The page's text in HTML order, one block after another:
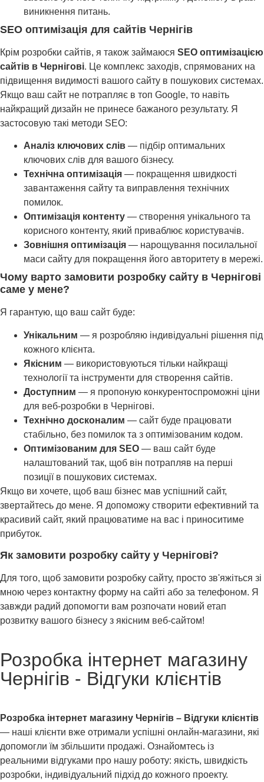
виникнення питань.
SEO оптимізація для сайтів Чернігів
Крім розробки сайтів, я також займаюся SEO оптимізацією
сайтів в Чернігові. Це комплекс заходів, спрямованих на
підвищення видимості вашого сайту в пошукових системах.
Якщо ваш сайт не потрапляє в топ Google, то навіть
найкращий дизайн не принесе бажаного результату. Я
застосовую такі методи SEO:
Аналіз ключових слів — підбір оптимальних
ключових слів для вашого бізнесу.
Технічна оптимізація — покращення швидкості
завантаження сайту та виправлення технічних
помилок.
Оптимізація контенту — створення унікального та
корисного контенту, який приваблює користувачів.
Зовнішня оптимізація — нарощування посилальної
маси сайту для покращення його авторитету в мережі.
Чому варто замовити розробку сайту в Чернігові
саме у мене?
Я гарантую, що ваш сайт буде:
Унікальним — я розробляю індивідуальні рішення під
кожного клієнта.
Якісним — використовуються тільки найкращі
технології та інструменти для створення сайтів.
Доступним — я пропоную конкурентоспроможні ціни
для веб-розробки в Чернігові.
Технічно досконалим — сайт буде працювати
стабільно, без помилок та з оптимізованим кодом.
Оптимізованим для SEO — ваш сайт буде
налаштований так, щоб він потрапляв на перші
позиції в пошукових системах.
Якщо ви хочете, щоб ваш бізнес мав успішний сайт,
звертайтесь до мене. Я допоможу створити ефективний та
красивий сайт, який працюватиме на вас і приноситиме
прибуток.
Як замовити розробку сайту у Чернігові?
Для того, щоб замовити розробку сайту, просто зв'яжіться зі
мною через контактну форму на сайті або за телефоном. Я
завжди радий допомогти вам розпочати новий етап
розвитку вашого бізнесу з якісним веб-сайтом!
Розробка інтернет магазину
Чернігів - Відгуки клієнтів
Розробка інтернет магазину Чернігів – Відгуки клієнтів
— наші клієнти вже отримали успішні онлайн-магазини, які
допомогли їм збільшити продажі. Ознайомтесь із
реальними відгуками про нашу роботу: якість, швидкість
розробки, індивідуальний підхід до кожного проекту.